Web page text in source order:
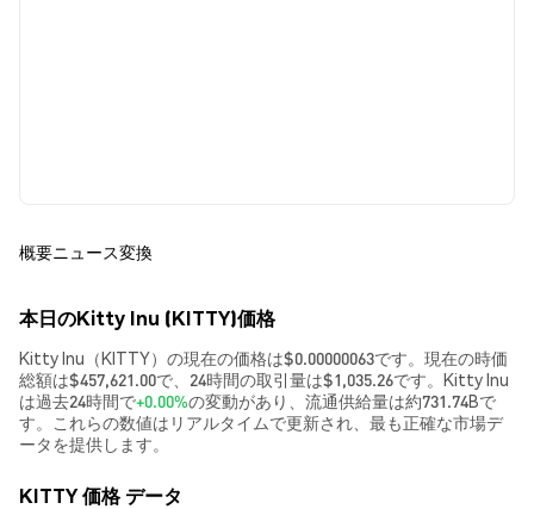
概要ニュース変換
本日のKitty Inu (KITTY)価格
Kitty Inu（KITTY）の現在の価格は$0.00000063です。現在の時価
総額は$457,621.00で、24時間の取引量は$1,035.26です。Kitty Inu
は過去24時間で+0.00%の変動があり、流通供給量は約731.74Bで
す。これらの数値はリアルタイムで更新され、最も正確な市場デ
ータを提供します。
KITTY 価格 データ